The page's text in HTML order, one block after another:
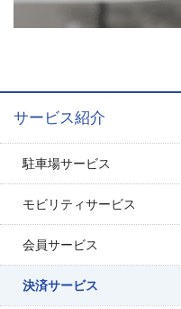
サービス紹介
駐車場サービス
モビリティサービス
会員サービス
決済サービス